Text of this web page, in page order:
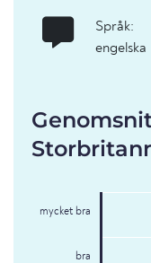
Språk:
engelska
mycket bra
bra